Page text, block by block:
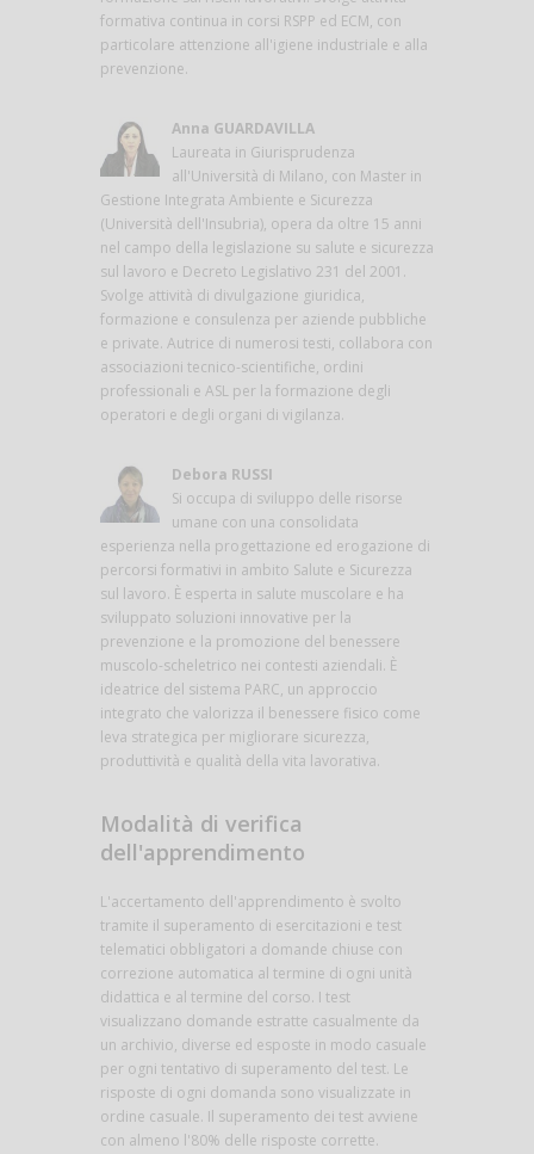
formativa continua in corsi RSPP ed ECM, con
particolare attenzione all'igiene industriale e alla
prevenzione.
Anna GUARDAVILLA
Laureata in Giurisprudenza
all'Università di Milano, con Master in
Gestione Integrata Ambiente e Sicurezza
(Università dell'Insubria), opera da oltre 15 anni
nel campo della legislazione su salute e sicurezza
sul lavoro e Decreto Legislativo 231 del 2001.
Svolge attività di divulgazione giuridica,
formazione e consulenza per aziende pubbliche
e private. Autrice di numerosi testi, collabora con
associazioni tecnico-scientifiche, ordini
professionali e ASL per la formazione degli
operatori e degli organi di vigilanza.
Debora RUSSI
Si occupa di sviluppo delle risorse
umane con una consolidata
esperienza nella progettazione ed erogazione di
percorsi formativi in ambito Salute e Sicurezza
sul lavoro. È esperta in salute muscolare e ha
sviluppato soluzioni innovative per la
prevenzione e la promozione del benessere
muscolo-scheletrico nei contesti aziendali. È
ideatrice del sistema PARC, un approccio
integrato che valorizza il benessere fisico come
leva strategica per migliorare sicurezza,
produttività e qualità della vita lavorativa.
Modalità di verifica
dell'apprendimento
L'accertamento dell'apprendimento è svolto
tramite il superamento di esercitazioni e test
telematici obbligatori a domande chiuse con
correzione automatica al termine di ogni unità
didattica e al termine del corso. I test
visualizzano domande estratte casualmente da
un archivio, diverse ed esposte in modo casuale
per ogni tentativo di superamento del test. Le
risposte di ogni domanda sono visualizzate in
ordine casuale. Il superamento dei test avviene
con almeno l'80% delle risposte corrette.